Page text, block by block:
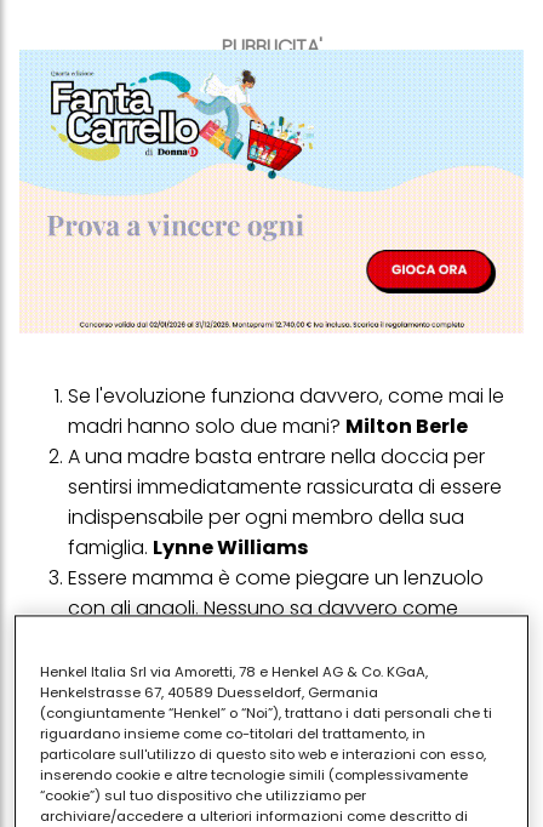
PUBBLICITA'
Se l'evoluzione funziona davvero, come mai le
madri hanno solo due mani? Milton Berle
A una madre basta entrare nella doccia per
sentirsi immediatamente rassicurata di essere
indispensabile per ogni membro della sua
famiglia. Lynne Williams
Essere mamma è come piegare un lenzuolo
con gli angoli. Nessuno sa davvero come
Quando i tuoi figli sono adolescenti, è
importante avere un cane in modo che
qualcuno in casa sia felice di vederti.Nora
Ephron
Sarai sempre il giocattolo preferito di tuo
figlio.Vicki Lansky
Henkel Italia Srl via Amoretti, 78 e Henkel AG & Co. KGaA,
Henkelstrasse 67, 40589 Duesseldorf, Germania
(congiuntamente “Henkel” o “Noi”), trattano i dati personali che ti
riguardano insieme come co-titolari del trattamento, in
particolare sull'utilizzo di questo sito web e interazioni con esso,
inserendo cookie e altre tecnologie simili (complessivamente
“cookie”) sul tuo dispositivo che utilizziamo per
archiviare/accedere a ulteriori informazioni come descritto di